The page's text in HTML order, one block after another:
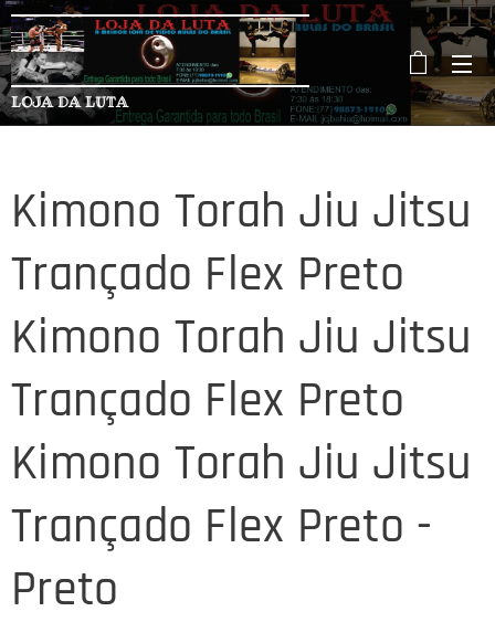
LOJA DA LUTA
Kimono Torah Jiu Jitsu
Trançado Flex Preto
Kimono Torah Jiu Jitsu
Trançado Flex Preto
Kimono Torah Jiu Jitsu
Trançado Flex Preto -
Preto